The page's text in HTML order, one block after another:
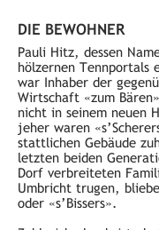
DIE BEWOHNER
Pauli Hitz, dessen
hölzernen Tennportals
war Inhaber der
Wirtschaft «zum
nicht in seinem neuen
jeher waren
stattlichen Gebäude
letzten beiden
Dorf verbreiteten
Umbricht trugen,
oder «s’Bissers».